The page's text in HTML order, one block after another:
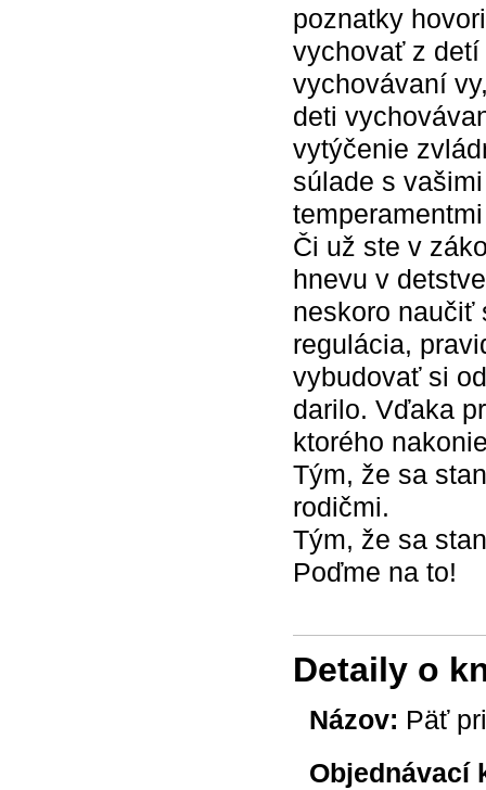
poznatky
vychovať z
vychovávaní
deti
vytýčenie
súlade s
Či už ste v
hnevu v
neskoro naučiť
regulácia,
vybudovať si
darilo. Vďaka
ktorého
Tým, že sa
rodičmi.
Tým, že sa
Poďme na to!
Detaily o
Názov: Päť
Objednávací